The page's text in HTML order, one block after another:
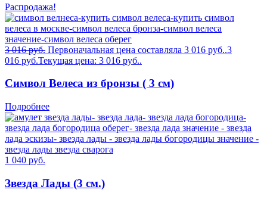
Распродажа!
3 016руб. Первоначальная цена составляла 3 016 руб..3
016 руб.Текущая цена: 3 016 руб..
Символ Велеса из бронзы ( 3 см)
Подробнее
1 040 руб.
Звезда Лады (3 см.)